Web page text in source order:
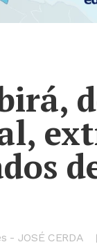
JOSÉ CERDA